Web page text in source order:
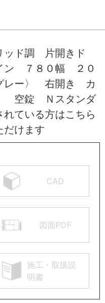
ッド調 片開きド
ン ７８０幅 ２０
レー〉 右開き カ
空錠 Ｎスタンダ
ている方はこちら
だけます
CAD
図面PDF
施工・取扱説
明書